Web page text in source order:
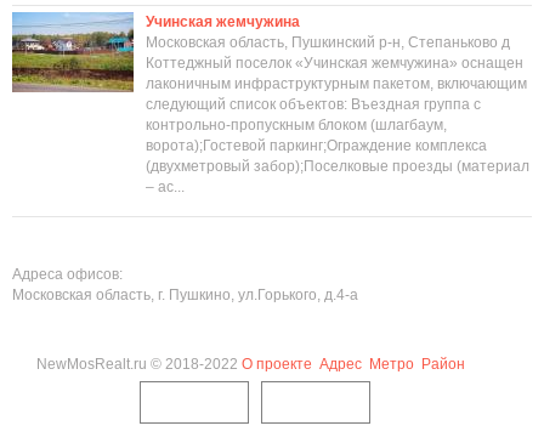
Учинская жемчужина
Московская область, Пушкинский р-н, Степаньково д
Коттеджный поселок «Учинская жемчужина» оснащен
лаконичным инфраструктурным пакетом, включающим
следующий список объектов: Въездная группа с
контрольно-пропускным блоком (шлагбаум,
ворота);Гостевой паркинг;Ограждение комплекса
(двухметровый забор);Поселковые проезды (материал
– ас...
Адреса офисов:
Московская область, г. Пушкино, ул.Горького, д.4-а
NewMosRealt.ru © 2018-2022 О проекте Адрес Метро Район